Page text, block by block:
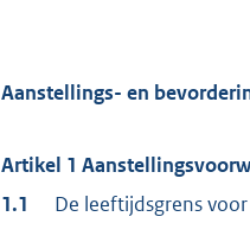
Aanstellings- en
Artikel 1
1.1
De leeftijdsgrens